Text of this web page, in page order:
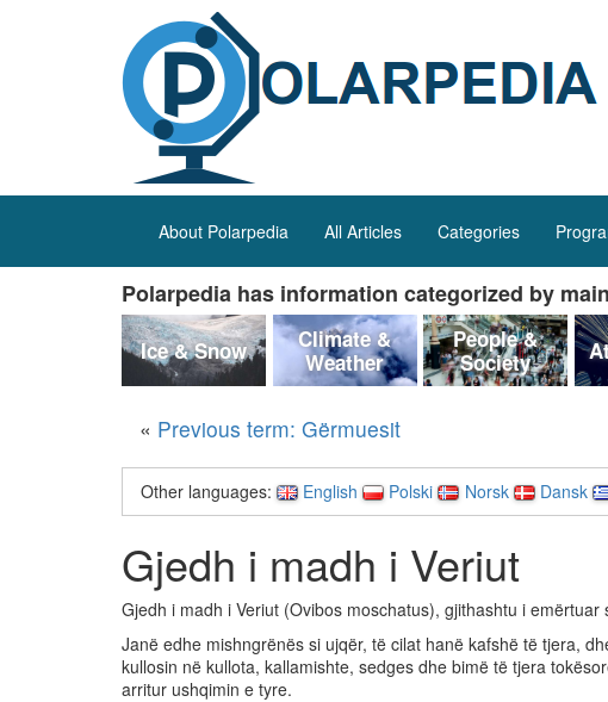
About Polarpedia All Articles Categories
Polarpedia has information categorized by
Ice & Snow
Climate &
Weather
People &
Society
« Previous term: Gërmuesit
Other languages: English Polski Norsk Dansk
Gjedh i madh i Veriut
Gjedh i madh i Veriut (Ovibos moschatus), gjithashtu i
Janë edhe mishngrënës si ujqër, të cilat hanë kafshë të tjera,
kullosin në kullota, kallamishte, sedges dhe bimë të tjera
arritur ushqimin e tyre.